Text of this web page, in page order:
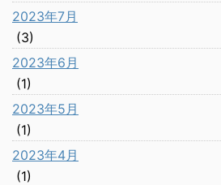
2023年7月
(3)
2023年6月
(1)
2023年5月
(1)
2023年4月
(1)